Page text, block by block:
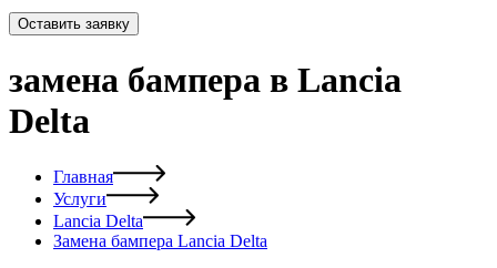
Оставить заявку
замена бампера в Lancia
Delta
Главная
Услуги
Lancia Delta
Замена бампера Lancia Delta